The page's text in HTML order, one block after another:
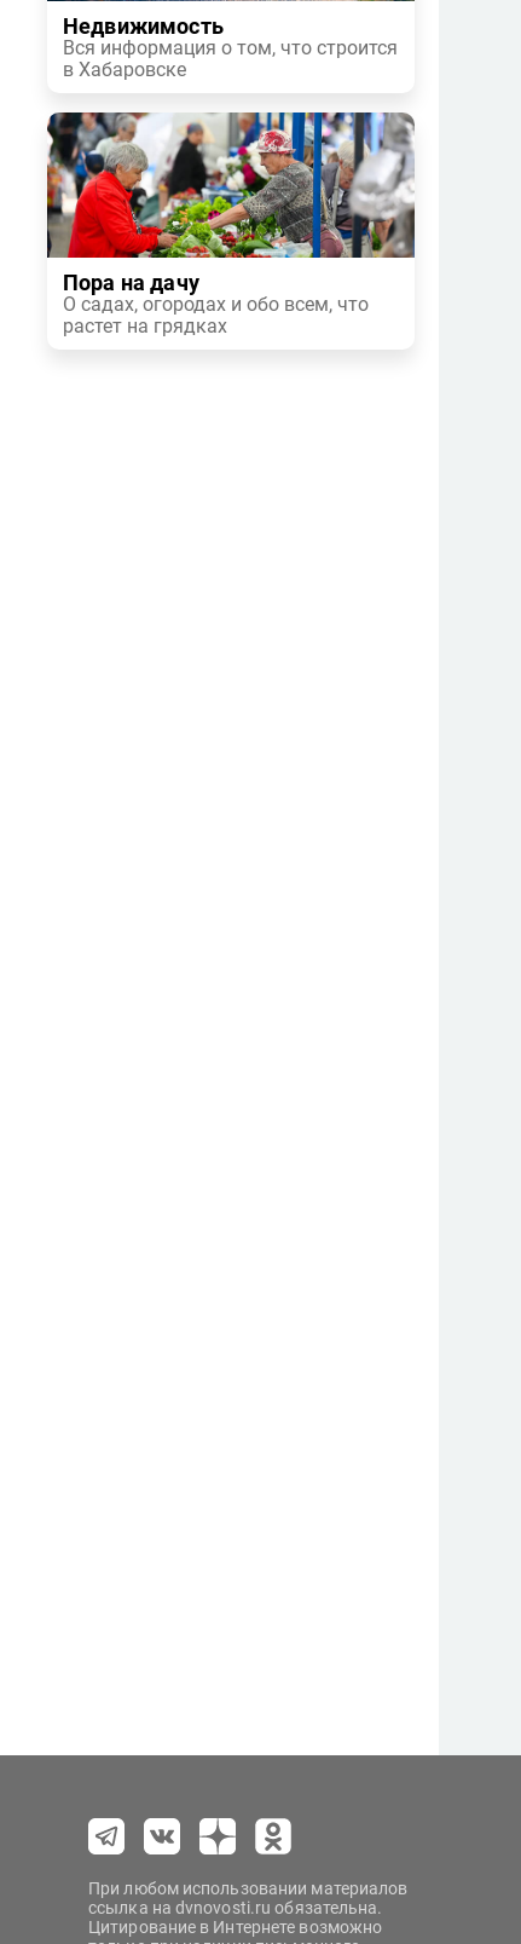
Недвижимость
Вся информация о том, что строится
в Хабаровске
Пора на дачу
О садах, огородах и обо всем, что
растет на грядках
При любом использовании материалов
ссылка на dvnovosti.ru обязательна.
Цитирование в Интернете возможно